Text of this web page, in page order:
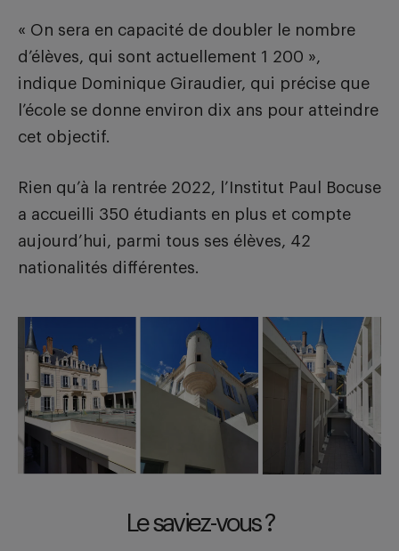
« On sera en capacité de doubler le nombre
d’élèves, qui sont actuellement 1 200 »,
indique Dominique Giraudier, qui précise que
l’école se donne environ dix ans pour atteindre
cet objectif.
Rien qu’à la rentrée 2022, l’Institut Paul Bocuse
a accueilli 350 étudiants en plus et compte
aujourd’hui, parmi tous ses élèves, 42
nationalités différentes.
Le saviez-vous ?